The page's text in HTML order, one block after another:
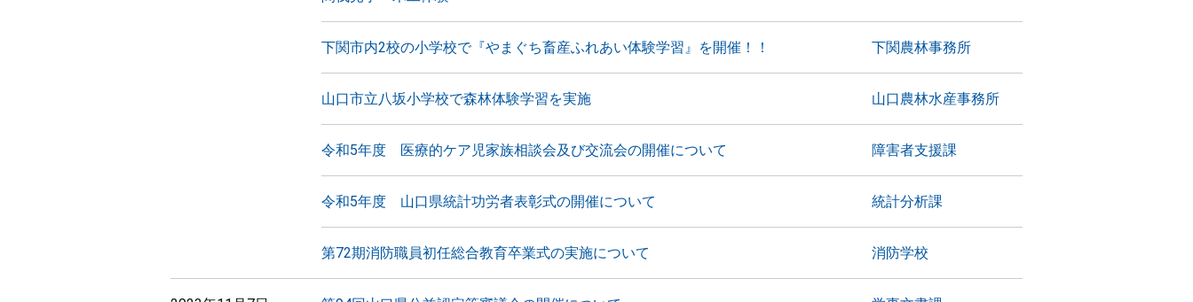
下関市内2校の小学校で『やまぐち畜産ふれあい体験学習』を開催！！ 下関農林事務所
山口市立八坂小学校で森林体験学習を実施 山口農林水産事務所
令和5年度 医療的ケア児家族相談会及び交流会の開催について 障害者支援課
令和5年度 山口県統計功労者表彰式の開催について 統計分析課
第72期消防職員初任総合教育卒業式の実施について 消防学校